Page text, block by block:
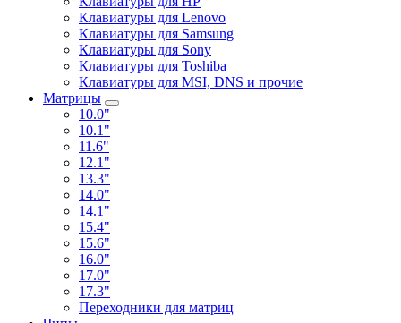
Клавиатуры для Lenovo
Клавиатуры для Samsung
Клавиатуры для Sony
Клавиатуры для Toshiba
Клавиатуры для MSI, DNS и прочие
Матрицы
10.0"
10.1"
11.6"
12.1"
13.3"
14.0"
14.1"
15.4"
15.6"
16.0"
17.0"
17.3"
Переходники для матриц